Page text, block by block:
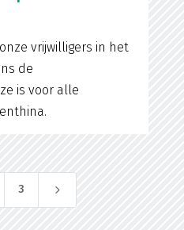
vrijwilligers in het
de
is voor alle
3 5